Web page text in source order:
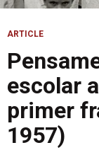
ARTICLE
escolar
primer
1957)